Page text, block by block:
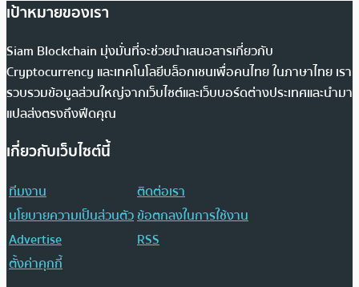
เป้าหมายของเรา
Siam Blockchain มุ่งมั่นที่จะช่วยนำเสนอสารเกี่ยวกับ
Cryptocurrency และเทคโนโลยีบล็อกเชนเพื่อคนไทย ในภาษาไทย เรา
รวบรวมข้อมูลส่วนใหญ่จากเว็บไซต์และเว็บบอร์ดต่างประเทศและนำมา
แปลส่งตรงถึงฟีดคุณ
เกี่ยวกับเว็บไซต์นี้
ทีมงาน
ติดต่อเรา
นโยบายความเป็นส่วนตัวข้อตกลงในการใช้งาน
Advertise
RSS
ตั้งค่าคุกกี้